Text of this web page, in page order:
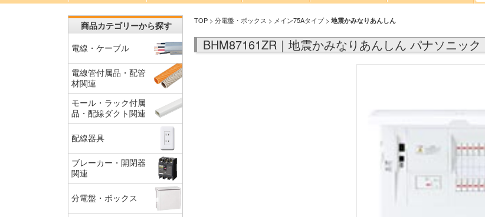
TOP > 分電盤・ボックス > メイン75Aタイプ> 地震かみなりあんしん
BHM87161ZR｜地震かみなりあんしん パナソニック
商品カテゴリーから探す
電線・ケーブル
電線管付属品・配管
材関連
モール・ラック付属
品・配線ダクト関連
配線器具
ブレーカー・開閉器
関連
分電盤・ボックス